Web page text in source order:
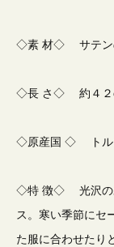
◇素 材◇ サテン
◇長 さ◇ 約４
◇原産国 ◇ トル
◇特 徴◇ 光沢のあ
ス。寒い季節にセ
た服に合わせたり